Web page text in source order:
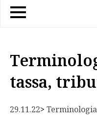
tassa,
29.11.22>